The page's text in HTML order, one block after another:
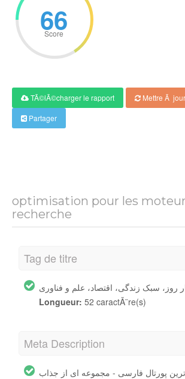
66
Score
TÃ©lÃ©charger le rapport Mettre Ã jour
Partager
optimisation pour les
recherche
Tag de titre
روز، سبک زندگی، اقتصاد، علم و فناوری
Longueur: 52 caractÃ¨re(s)
Meta Description
پورتال فارسی - مجموعه ای از جذاب